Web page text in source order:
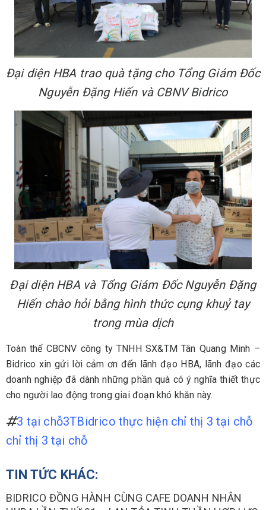
Đại diện HBA trao quà tặng cho Tổng Giám Đốc
Nguyễn Đặng Hiến và CBNV Bidrico
Đại diện HBA và Tổng Giám Đốc Nguyễn Đặng
Hiến chào hỏi bằng hình thức cụng khuỷ tay
trong mùa dịch
Toàn thể CBCNV công ty TNHH SX&TM Tân Quang Minh –
Bidrico xin gửi lời cảm ơn đến lãnh đạo HBA, lãnh đạo các
doanh nghiệp đã dành những phần quà có ý nghĩa thiết thực
cho người lao động trong giai đoạn khó khăn này.
3 tại chỗ3TBidrico thực hiện chỉ thị 3 tại chỗ
chỉ thị 3 tại chỗ
TIN TỨC KHÁC:
BIDRICO ĐỒNG HÀNH CÙNG CAFE DOANH NHÂN